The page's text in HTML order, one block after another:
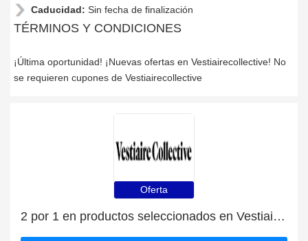
Caducidad: Sin fecha de finalización
TÉRMINOS Y CONDICIONES
¡Última oportunidad! ¡Nuevas ofertas en Vestiairecollective! No
se requieren cupones de Vestiairecollective
Oferta
2 por 1 en productos seleccionados en Vestiairecollective